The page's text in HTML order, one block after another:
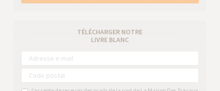
TÉLÉCHARGER NOTRE
LIVRE BLANC